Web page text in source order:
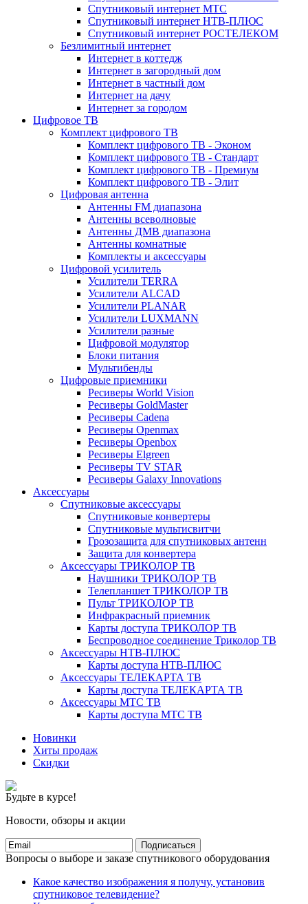
Спутниковый интернет МТС
Спутниковый интернет НТВ-ПЛЮС
Спутниковый интернет РОСТЕЛЕКОМ
Безлимитный интернет
Интернет в коттедж
Интернет в загородный дом
Интернет в частный дом
Интернет на дачу
Интернет за городом
Цифровое ТВ
Комплект цифрового ТВ
Комплект цифрового ТВ - Эконом
Комплект цифрового ТВ - Стандарт
Комплект цифрового ТВ - Премиум
Комплект цифрового ТВ - Элит
Цифровая антенна
Антенны FM диапазона
Антенны всеволновые
Антенны ДМВ диапазона
Антенны комнатные
Комплекты и аксессуары
Цифровой усилитель
Усилители TERRA
Усилители ALCAD
Усилители PLANAR
Усилители LUXMANN
Усилители разные
Цифровой модулятор
Блоки питания
Мультибенды
Цифровые приемники
Ресиверы World Vision
Ресиверы GoldMaster
Ресиверы Cadena
Ресиверы Openmax
Ресиверы Openbox
Ресиверы Elgreen
Ресиверы TV STAR
Ресиверы Galaxy Innovations
Аксессуары
Спутниковые аксессуары
Спутниковые конвертеры
Спутниковые мультисвитчи
Грозозащита для спутниковых антенн
Защита для конвертера
Аксессуары ТРИКОЛОР ТВ
Наушники ТРИКОЛОР ТВ
Телепланшет ТРИКОЛОР ТВ
Пульт ТРИКОЛОР ТВ
Инфракрасный приемник
Карты доступа ТРИКОЛОР ТВ
Беспроводное соединение Триколор ТВ
Аксессуары НТВ-ПЛЮС
Карты доступа НТВ-ПЛЮС
Аксессуары ТЕЛЕКАРТА ТВ
Карты доступа ТЕЛЕКАРТА ТВ
Аксессуары МТС ТВ
Карты доступа МТС ТВ
Новинки
Хиты продаж
Скидки
Будьте в курсе!
Новости, обзоры и акции
Подписаться
Вопросы о выборе и заказе спутникового оборудования
Какое качество изображения я получу, установив
спутниковое телевидение?